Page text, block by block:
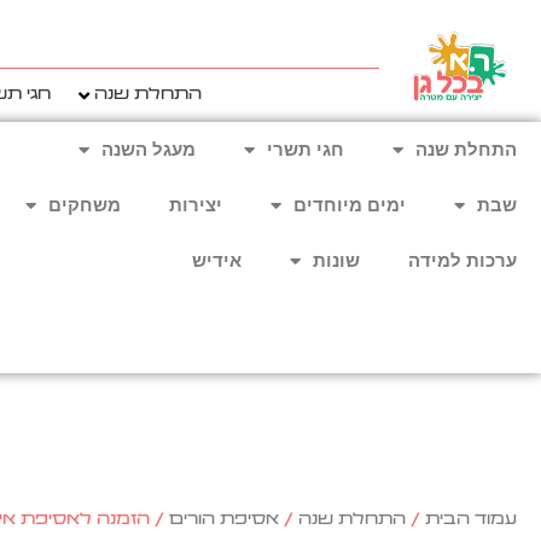
התחלת שנה חגי
התחלת שנה חגי תשרי מעגל השנה
שבת ימים מיוחדים יצירות משחקים
ערכות למידה שונות אידיש
עמוד הבית / התחלת שנה / אסיפת הורים / הזמנה לאסיפת